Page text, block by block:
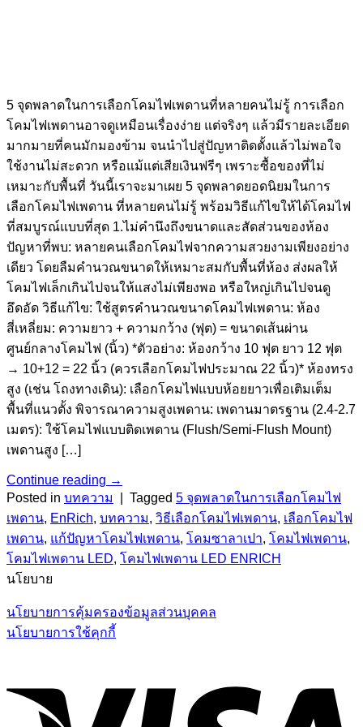
5 จุดพลาดในการเลือกโคมไฟเพดานที่หลายคนไม่รู้ การเลือก
โคมไฟเพดานอาจดูเหมือนเรื่องง่าย แต่จริงๆ แล้วมีรายละเอียด
มากมายที่คนมักมองข้าม จนนำไปสู่ปัญหาติดตั้งแล้วไม่พอใจ
ใช้งานไม่สะดวก หรือแม้แต่เสียเงินฟรีๆ เพราะซื้อของที่ไม่
เหมาะกับพื้นที่ วันนี้เราจะมาเผย 5 จุดพลาดยอดนิยมในการ
เลือกโคมไฟเพดาน ที่หลายคนไม่รู้ พร้อมวิธีแก้ไขให้ได้โคมไฟ
ที่สมบูรณ์แบบที่สุด 1.ไม่คำนึงถึงขนาดและสัดส่วนของห้อง
ปัญหาที่พบ: หลายคนเลือกโคมไฟจากความสวยงามเพียงอย่าง
เดียว โดยลืมคำนวณขนาดให้เหมาะสมกับพื้นที่ห้อง ส่งผลให้
โคมไฟเล็กเกินไปจนให้แสงไม่เพียงพอ หรือใหญ่เกินไปจนดู
อึดอัด วิธีแก้ไข: ใช้สูตรคำนวณขนาดโคมไฟเพดาน: ห้อง
สี่เหลี่ยม: ความยาว + ความกว้าง (ฟุต) = ขนาดเส้นผ่าน
ศูนย์กลางโคมไฟ (นิ้ว) *ตัวอย่าง: ห้องกว้าง 10 ฟุต ยาว 12 ฟุต
→ 10+12 = 22 นิ้ว (ควรเลือกโคมไฟประมาณ 22 นิ้ว)* ห้องทรง
สูง (เช่น โถงทางเดิน): เลือกโคมไฟแบบห้อยยาวเพื่อเติมเต็ม
พื้นที่แนวตั้ง พิจารณาความสูงเพดาน: เพดานมาตรฐาน (2.4-2.7
เมตร): ใช้โคมไฟแบบติดเพดาน (Flush/Semi-Flush Mount)
เพดานสูง […]
Continue reading →
Posted in บทความ Tagged 5 จุดพลาดในการเลือกโคมไฟ
เพดาน, EnRich, บทความ, วิธีเลือกโคมไฟเพดาน, เลือกโคมไฟ
เพดาน, แก้ปัญหาโคมไฟเพดาน, โคมซาลาเปา, โคมไฟเพดาน,
โคมไฟเพดาน LED, โคมไฟเพดาน LED ENRICH
นโยบาย
นโยบายการคุ้มครองข้อมูลส่วนบุคคล
นโยบายการใช้คุกกี้